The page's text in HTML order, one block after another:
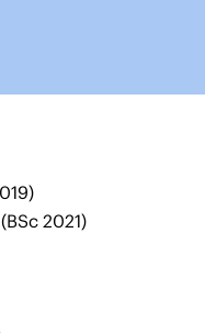
2021)